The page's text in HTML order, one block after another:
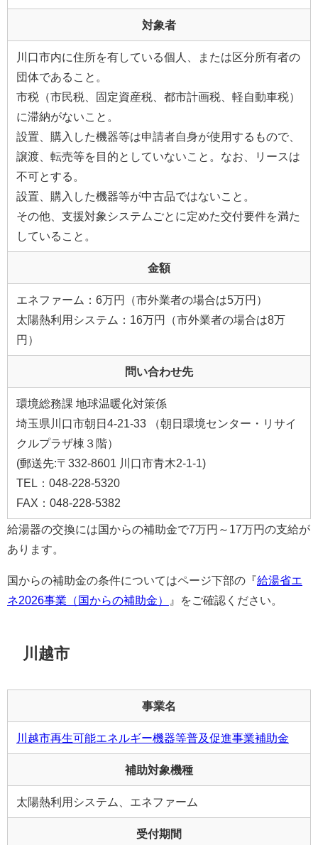
対象者
川口市内に住所を有している個人、または区分所有者の
団体であること。
市税（市民税、固定資産税、都市計画税、軽自動車税）
に滞納がないこと。
設置、購入した機器等は申請者自身が使用するもので、
譲渡、転売等を目的としていないこと。なお、リースは
不可とする。
設置、購入した機器等が中古品ではないこと。
その他、支援対象システムごとに定めた交付要件を満た
していること。
金額
エネファーム：6万円（市外業者の場合は5万円）
太陽熱利用システム：16万円（市外業者の場合は8万
円）
問い合わせ先
環境総務課 地球温暖化対策係
埼玉県川口市朝日4-21-33 （朝日環境センター・リサイ
クルプラザ棟３階）
(郵送先:〒332-8601 川口市青木2-1-1)
TEL：048-228-5320
FAX：048-228-5382
給湯器の交換には国からの補助金で7万円～17万円の支給が
あります。
国からの補助金の条件についてはページ下部の『給湯省エ
ネ2026事業（国からの補助金）
』をご確認ください。
川越市
事業名
川越市再生可能エネルギー機器等普及促進事業補助金
補助対象機種
太陽熱利用システム、エネファーム
受付期間